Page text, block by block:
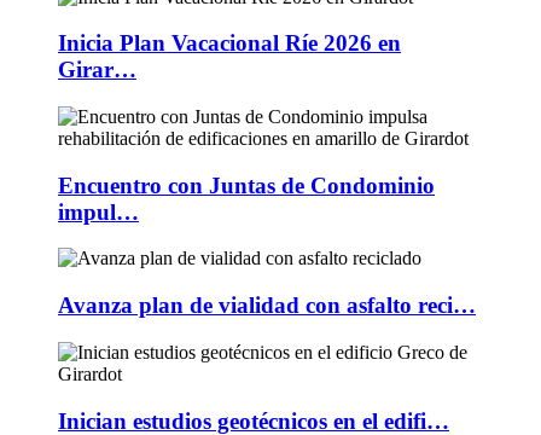
Inicia Plan Vacacional Ríe 2026 en
Girar…
Encuentro con Juntas de Condominio
impul…
Avanza plan de vialidad con asfalto reci…
Inician estudios geotécnicos en el edifi…